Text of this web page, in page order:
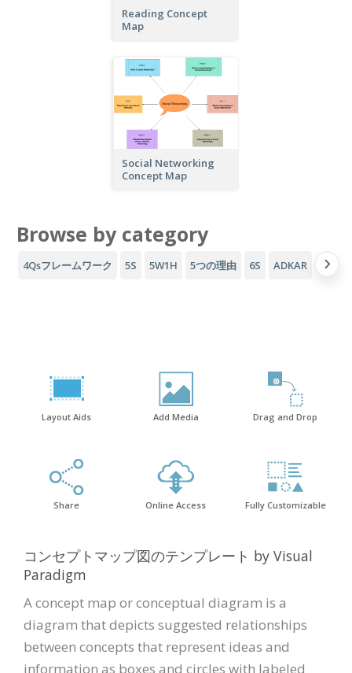
Reading Concept
Map
Social Networking
Concept Map
Browse by category
4Qsフレームワーク 5S 5W1H 5つの理由 6S ADKAR AIDA
Layout Aids Add Media Drag and Drop
Share Online Access Fully Customizable
コンセプトマップ図のテンプレート by Visual
Paradigm
A concept map or conceptual diagram is a
diagram that depicts suggested relationships
between concepts that represent ideas and
information as boxes and circles with labeled